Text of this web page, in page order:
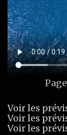
Voir les
Voir les
Voir les